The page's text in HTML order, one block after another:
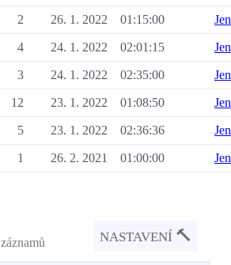
2 26. 1. 2022 01:15:00
4 24. 1. 2022 02:01:15
3 24. 1. 2022 02:35:00
12 23. 1. 2022 01:08:50
5 23. 1. 2022 02:36:36
1 26. 2. 2021 01:00:00
záznamů NASTAVENÍ 🔨